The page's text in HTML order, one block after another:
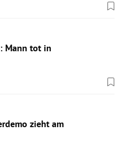
Mann tot in
zieht am